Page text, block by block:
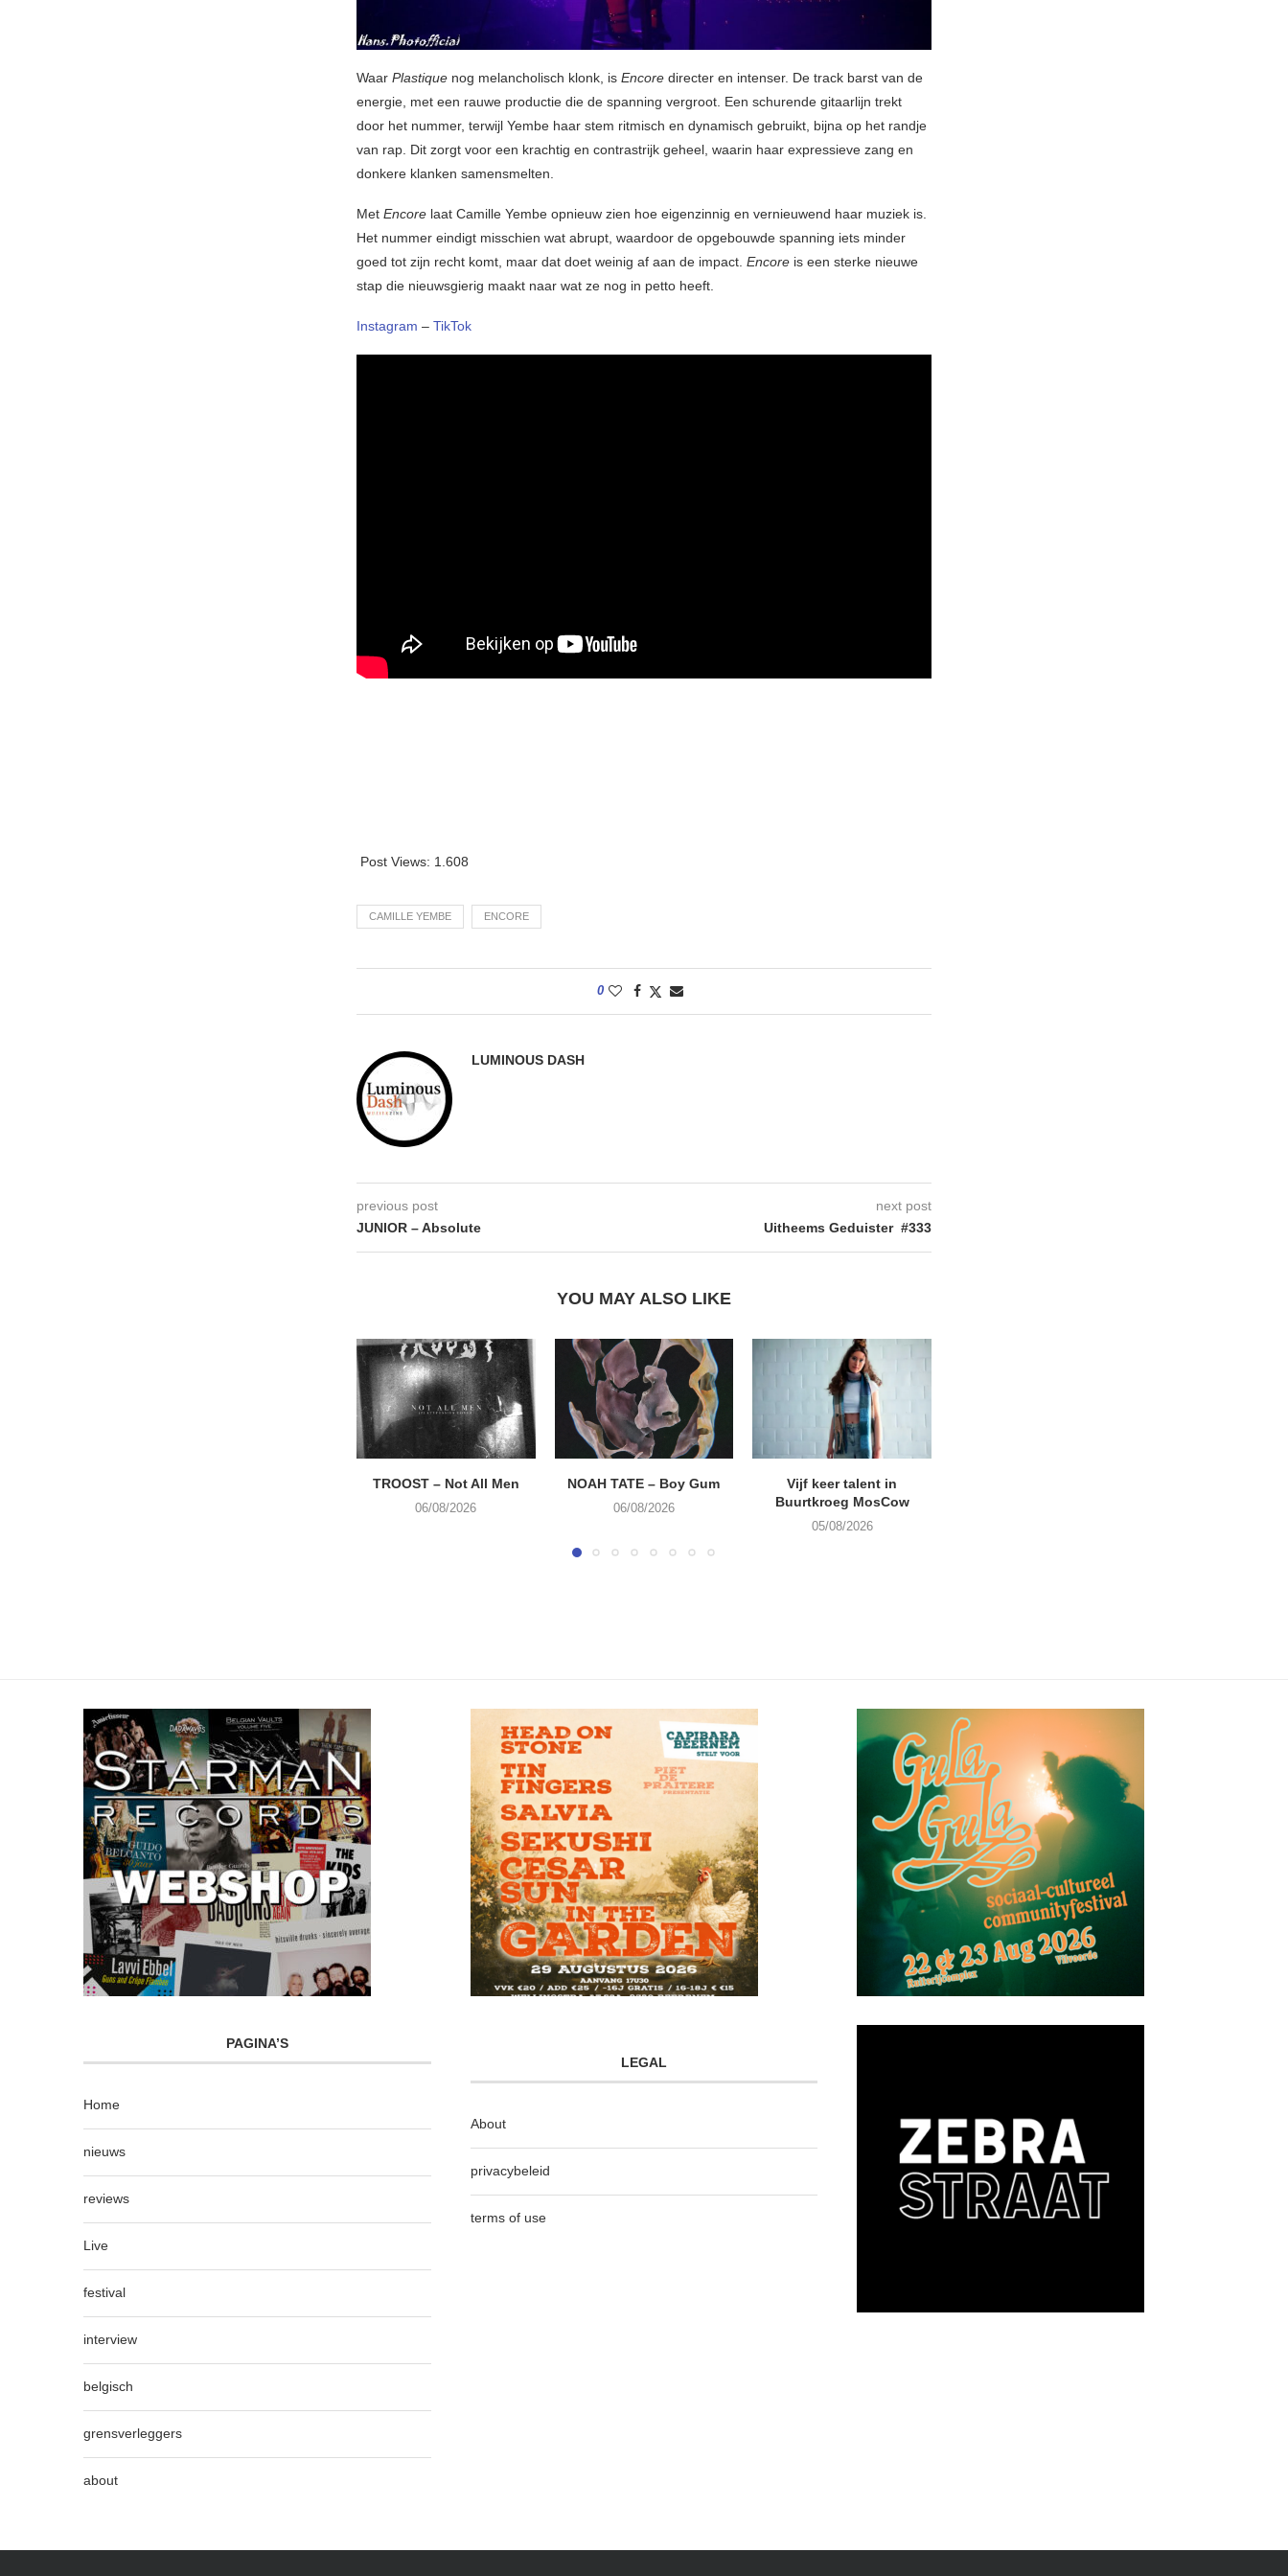
Waar Plastique nog melancholisch klonk, is Encore directer en intenser. De track barst van de
energie, met een rauwe productie die de spanning vergroot. Een schurende gitaarlijn trekt
door het nummer, terwijl Yembe haar stem ritmisch en dynamisch gebruikt, bijna op het randje
van rap. Dit zorgt voor een krachtig en contrastrijk geheel, waarin haar expressieve zang en
donkere klanken samensmelten.
Met Encore laat Camille Yembe opnieuw zien hoe eigenzinnig en vernieuwend haar muziek is.
Het nummer eindigt misschien wat abrupt, waardoor de opgebouwde spanning iets minder
goed tot zijn recht komt, maar dat doet weinig af aan de impact. Encore is een sterke nieuwe
stap die nieuwsgierig maakt naar wat ze nog in petto heeft.
Instagram – TikTok
Post Views: 1.608
CAMILLE YEMBE ENCORE
0
LUMINOUS DASH
previous post
JUNIOR – Absolute
next post
Uitheems Geduister #333
YOU MAY ALSO LIKE
TROOST – Not All Men
06/08/2026
NOAH TATE – Boy Gum
06/08/2026
Vijf keer talent in
Buurtkroeg MosCow
05/08/2026
PAGINA’S
Home
nieuws
reviews
Live
festival
interview
belgisch
grensverleggers
about
LEGAL
About
privacybeleid
terms of use